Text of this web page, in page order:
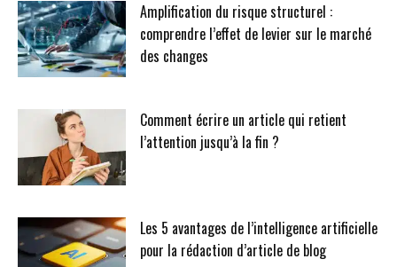
Amplification du risque structurel :
comprendre l’effet de levier sur le marché
des changes
Comment écrire un article qui retient
l’attention jusqu’à la fin ?
Les 5 avantages de l’intelligence artificielle
pour la rédaction d’article de blog